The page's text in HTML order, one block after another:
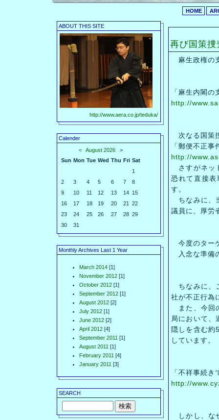
HOME
ABOUT THIS SITE
http://www.aera.co.jp/teduka/
Calender
<
August 2026 >
Sun Mon Tue Wed Thu Fri Sat
1
2
3 4 5 6 7
8
9
10 11 12 13 14 15
16
17 18 19 20 21
22
23
24 25 26 27 28 29
30
31
Monthly Archives Last 1 Year
March 2014 [1]
November 2012 [1]
October 2012 [1]
September 2012 [1]
August 2012 [2]
July 2012 [1]
June 2012 [2]
April 2012 [4]
September 2011 [1]
August 2011 [1]
February 2011 [4]
January 2011 [3]
SEARCH
再び国策捜
麻生政権の
「麻生内閣
http://
次なる国策
「郵便不正
http://
さすがネッ
恐れて直接
す。
ちなみに、
議員に、厚労
今度のター
入念な準備
ちなみに、
社が不正行為
また、今回
局において
隠しを含む約
しています。
「不祥事続
http://
しかし、な